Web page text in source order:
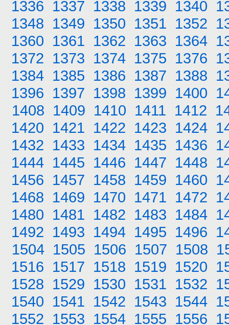
1336 1337 1338 1339 1340
1348 1349 1350 1351 1352
1360 1361 1362 1363 1364
1372 1373 1374 1375 1376
1384 1385 1386 1387 1388
1396 1397 1398 1399 1400
1408 1409 1410 1411 1412
1420 1421 1422 1423 1424
1432 1433 1434 1435 1436
1444 1445 1446 1447 1448
1456 1457 1458 1459 1460
1468 1469 1470 1471 1472
1480 1481 1482 1483 1484
1492 1493 1494 1495 1496
1504 1505 1506 1507 1508
1516 1517 1518 1519 1520
1528 1529 1530 1531 1532
1540 1541 1542 1543 1544
1552 1553 1554 1555 1556